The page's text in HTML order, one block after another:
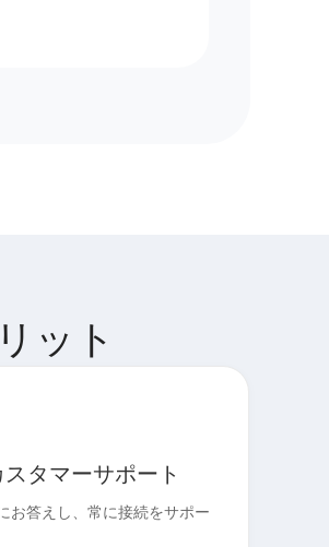
ット
タマーサポート
お答えし、常に接続をサポー